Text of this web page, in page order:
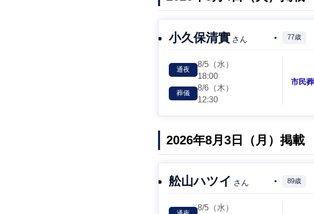
小久保清實 さん 77歳
通夜
8/5 （水）
18:00
葬儀
8/6 （木）
12:30
市民
2026年8月3日（月）掲載
舩山ハツイ さん 89歳
8/5 （水）